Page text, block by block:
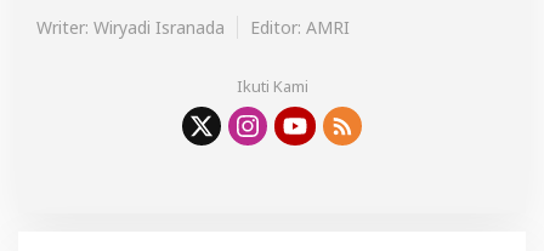
Writer: Wiryadi Isranada
Editor: AMRI
Ikuti Kami